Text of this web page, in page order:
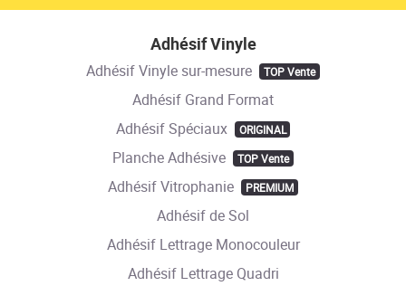
Adhésif Vinyle
Adhésif Vinyle sur-mesure TOP Vente
Adhésif Grand Format
Adhésif Spéciaux
ORIGINAL
Planche Adhésive TOP Vente
Adhésif Vitrophanie PREMIUM
Adhésif de Sol
Adhésif Lettrage Monocouleur
Adhésif Lettrage Quadri